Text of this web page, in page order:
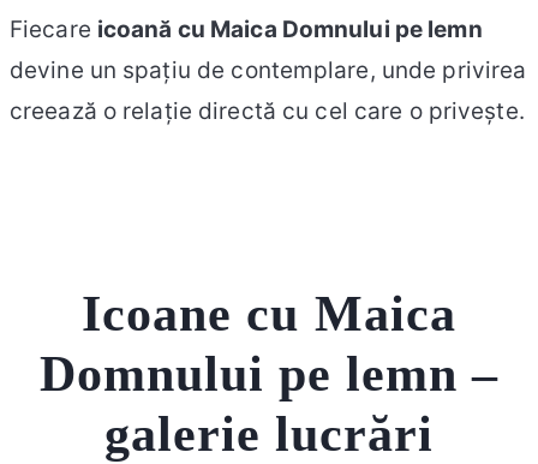
Fiecare icoană cu Maica Domnului pe lemn
devine un spațiu de contemplare, unde privirea
creează o relație directă cu cel care o privește.
Icoane cu Maica
Domnului pe lemn –
galerie lucrări